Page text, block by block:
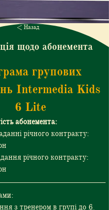
щодо абонемента
< Назад
групових
Intermedia Kids
6 Lite
абонемента:
річного контракту:
річного контракту:
з тренером в групі до 6